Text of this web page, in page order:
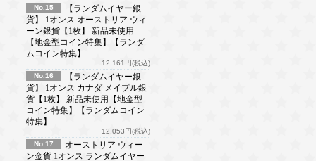
No.15
【ランダムイヤー銀
貨】 1オンス オーストリア ウィ
ーン銀貨【1枚】 新品未使用
【地金型コイン特集】【ランダ
ムコイン特集】
12,161円(税込)
No.16
【ランダムイヤー銀
貨】 1オンス カナダ メイプル銀
貨【1枚】 新品未使用【地金型
コイン特集】【ランダムコイン
特集】
12,053円(税込)
No.17
オーストリア ウィー
ン金貨 1オンス ランダムイヤー